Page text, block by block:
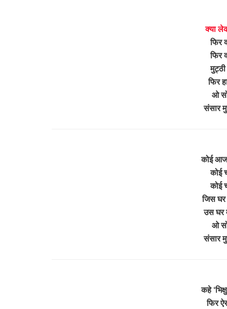
क्या
फिर
फिर
फिर
ओ
संसार
कोई
कोई
कोई
जिस
उस घर
ओ
संसार
कहे
फिर